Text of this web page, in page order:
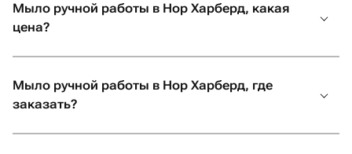
Мыло ручной работы в Нор Харберд, какая
цена?
Мыло ручной работы в Нор Харберд, где
заказать?